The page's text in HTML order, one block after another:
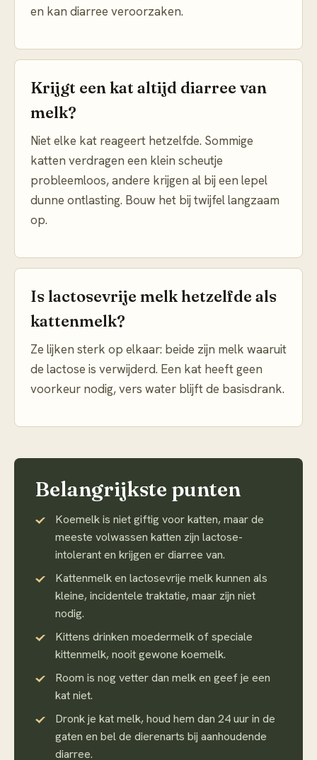
en kan diarree veroorzaken.
Krijgt een kat altijd diarree van
melk?
Niet elke kat reageert hetzelfde. Sommige
katten verdragen een klein scheutje
probleemloos, andere krijgen al bij een lepel
dunne ontlasting. Bouw het bij twijfel langzaam
op.
Is lactosevrije melk hetzelfde als
kattenmelk?
Ze lijken sterk op elkaar: beide zijn melk waaruit
de lactose is verwijderd. Een kat heeft geen
voorkeur nodig, vers water blijft de basisdrank.
Belangrijkste punten
Koemelk is niet giftig voor katten, maar de
meeste volwassen katten zijn lactose-
intolerant en krijgen er diarree van.
Kattenmelk en lactosevrije melk kunnen als
kleine, incidentele traktatie, maar zijn niet
nodig.
Kittens drinken moedermelk of speciale
kittenmelk, nooit gewone koemelk.
Room is nog vetter dan melk en geef je een
kat niet.
Dronk je kat melk, houd hem dan 24 uur in de
gaten en bel de dierenarts bij aanhoudende
diarree.